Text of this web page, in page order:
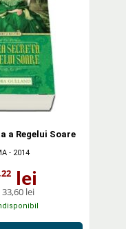
a Regelui Soare
- 2014
,22 lei
33,60 lei